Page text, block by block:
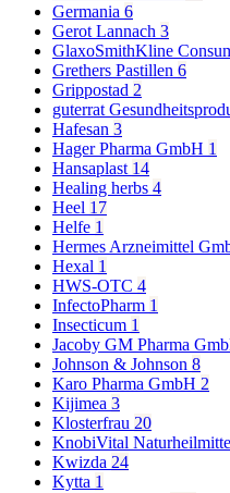
Germania 6
Gerot Lannach 3
GlaxoSmithKline
Grethers Pastillen 6
Grippostad 2
guterrat
Hafesan 3
Hager Pharma GmbH 1
Hansaplast 14
Healing herbs 4
Heel 17
Helfe 1
Hermes Arzneimittel
Hexal 1
HWS-OTC 4
InfectoPharm 1
Insecticum 1
Jacoby GM Pharma
Johnson & Johnson 8
Karo Pharma GmbH 2
Kijimea 3
Klosterfrau 20
KnobiVital
Kwizda 24
Kytta 1